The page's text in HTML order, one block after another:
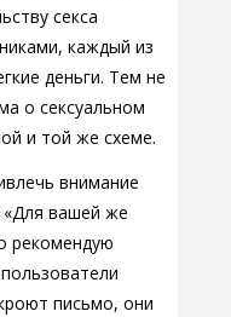
секса
каждый из
деньги. Тем не
о сексуальном
и той же схеме.
внимание
вашей же
рекомендую
письмо, они